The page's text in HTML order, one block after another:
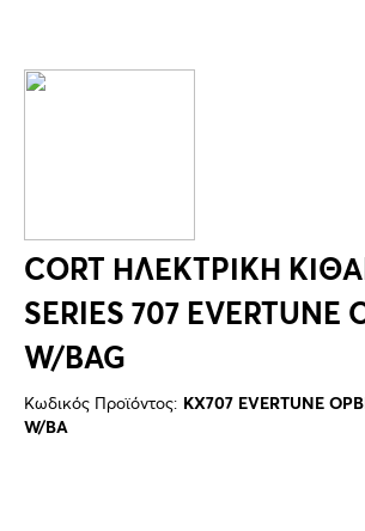
CORT ΗΛΕΚΤΡΙΚΗ
SERIES 707 EVERTUNE
W/BAG
Κωδικός Προϊόντος: KX707 EVERTUNE
W/BA